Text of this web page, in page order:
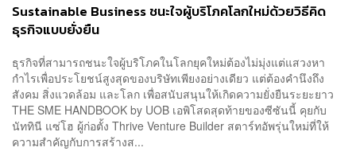
Sustainable Business ชนะใจผู้บริโภคโลกใหม่ด้วยวิธีคิด
ธุรกิจแบบยั่งยืน
ธุรกิจที่สามารถชนะใจผู้บริโภคในโลกยุคใหม่ต้องไม่มุ่งแต่แสวงหา
กำไรเพื่อประโยชน์สูงสุดของบริษัทเพียงอย่างเดียว แต่ต้องคำนึงถึง
สังคม สิ่งแวดล้อม และโลก เพื่อสนับสนุนให้เกิดความยั่งยืนระยะยาว
THE SME HANDBOOK by UOB เอพิโสดสุดท้ายของซีซันนี้ คุยกับ
นัททินี แซ่โฮ ผู้ก่อตั้ง Thrive Venture Builder สตาร์ทอัพรุ่นใหม่ที่ให้
ความสำคัญกับการสร้างส...